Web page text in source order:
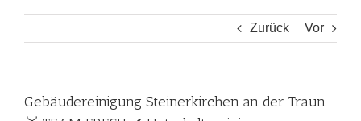
Zurück Vor
Gebäudereinigung Steinerkirchen an der Traun